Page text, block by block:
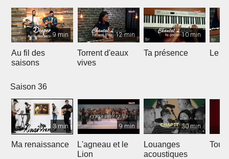
9 min
Au fil des
saisons
12 min
Torrent d'eaux
vives
10 min
Ta présence Le
Saison 36
3 min
Ma renaissance
9 min
L'agneau et le
Lion
30 min
Louanges
acoustiques
Tout